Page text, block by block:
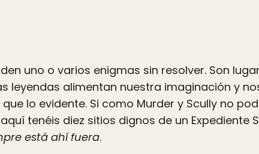
uno o varios enigmas sin resolver. Son
leyendas alimentan nuestra imaginación y
lo evidente. Si como Murder y Scully no
tenéis diez sitios dignos de un Expediente
está ahí fuera.